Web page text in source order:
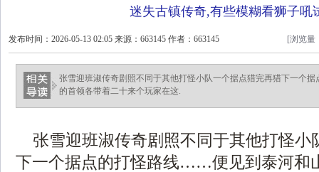
迷失古镇传奇,有些模糊看狮子吼
发布时间：2026-05-13 02:05 来源：663145 作者：663145 [浏览量
张雪迎班淑传奇剧照不同于其他打怪小队一个据点猎完再猎下一个
的首领各带着二十来个玩家在这.
张雪迎班淑传奇剧照不同于其他打怪小
下一个据点的打怪路线……便见到泰河和